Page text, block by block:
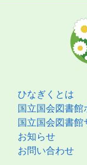
ひなぎくとは
国立国会図書館
国立国会図書館
お知らせ
お問い合わせ